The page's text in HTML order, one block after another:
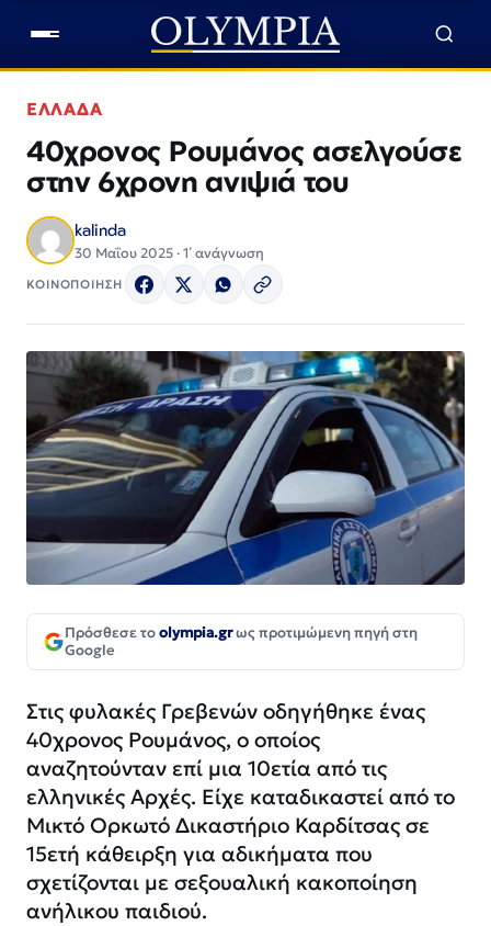
ΕΛΛΑΔΑ
40χρονος Ρουμάνος ασελγούσε
στην 6χρονη ανιψιά του
kalinda
30 Μαΐου 2025 · 1΄ ανάγνωση
ΚΟΙΝΟΠΟΙΗΣΗ
Πρόσθεσε τοolympia.grως προτιμώμενη πηγή στη
Google
Στις φυλακές Γρεβενών οδηγήθηκε ένας
40χρονος Ρουμάνος, ο οποίος
αναζητούνταν επί μια 10ετία από τις
ελληνικές Αρχές. Είχε καταδικαστεί από το
Μικτό Ορκωτό Δικαστήριο Καρδίτσας σε
15ετή κάθειρξη για αδικήματα που
σχετίζονται με σεξουαλική κακοποίηση
ανήλικου παιδιού.